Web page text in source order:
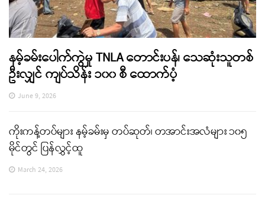
နမ့်ခမ်းပေါက်ကွဲမှု TNLA တောင်းပန်၊ သေဆုံးသူတစ်
ဦးလျှင် ကျပ်သိန်း ၁၀၀ စီ ထောက်ပံ့
June 9, 2026
ကိုးကန့်တပ်များ နမ့်ခမ်းမှ တပ်ဆုတ်၊ တအာင်းအလံများ ၁၀၅
မိုင်တွင် ပြန်လွှင့်ထူ
March 24, 2026